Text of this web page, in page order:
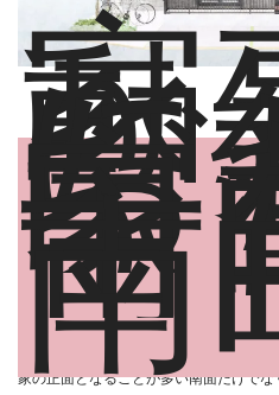
家
動
に
だ
っ
家
甲
市
南
外観は西側と南側の両方に道路が接し
も家の顔としての役割を果たすような
家の正面となることが多い南面だけで